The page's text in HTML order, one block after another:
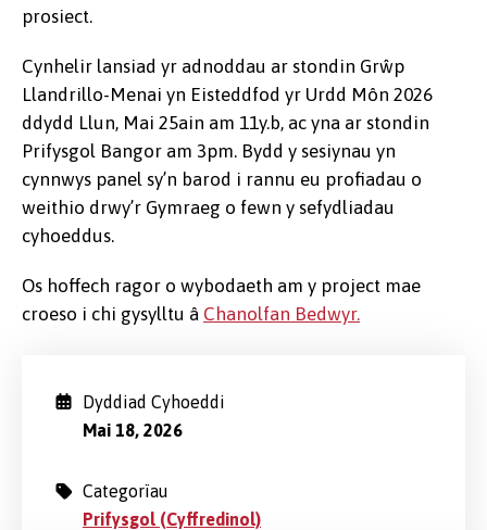
prosiect.
Cynhelir lansiad yr adnoddau ar stondin Grŵp
Llandrillo-Menai yn Eisteddfod yr Urdd Môn 2026
ddydd Llun, Mai 25ain am 11y.b, ac yna ar stondin
Prifysgol Bangor am 3pm. Bydd y sesiynau yn
cynnwys panel sy’n barod i rannu eu profiadau o
weithio drwy’r Gymraeg o fewn y sefydliadau
cyhoeddus.
Os hoffech ragor o wybodaeth am y project mae
croeso i chi gysylltu â Chanolfan Bedwyr.
Dyddiad Cyhoeddi
Mai 18, 2026
Categorïau
Prifysgol (Cyffredinol)